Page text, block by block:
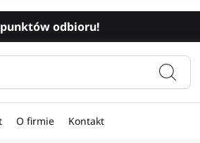
odbioru!
O firmie Kontakt